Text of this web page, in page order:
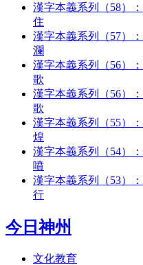
漢字本義系列（58）
住
漢字本義系列（57）
瀾
漢字本義系列（56）
歌
漢字本義系列（56）
歌
漢字本義系列（55）
煌
漢字本義系列（54）
噴
漢字本義系列（53）
行
今日神州
文化教育